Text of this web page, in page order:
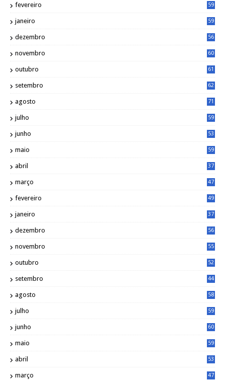
fevereiro 59
janeiro 59
dezembro 56
novembro 60
outubro 61
setembro 62
agosto 71
julho 59
junho 53
maio 59
abril 37
março 47
fevereiro 49
janeiro 37
dezembro 56
novembro 55
outubro 52
setembro 44
agosto 58
julho 59
junho 60
maio 59
abril 53
março 47